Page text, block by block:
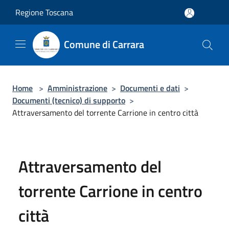
Regione Toscana
Comune di Carrara
Home > Amministrazione > Documenti e dati >
Documenti (tecnico) di supporto >
Attraversamento del torrente Carrione in centro città
Attraversamento del
torrente Carrione in centro
città